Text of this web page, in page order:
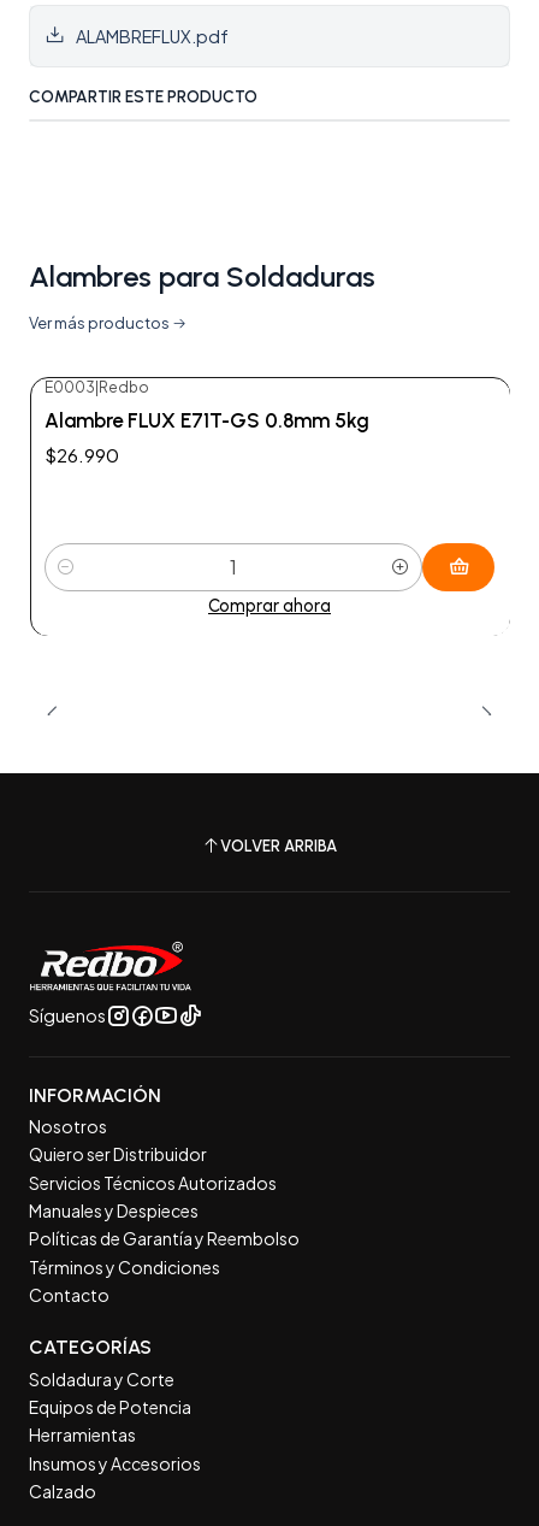
ALAMBREFLUX.pdf
COMPARTIR ESTE PRODUCTO
Alambres para Soldaduras
Ver más productos
E0003 Redbo
Alambre FLUX E71T-GS 0.8mm 5kg
$26.990
Cantidad
Comprar ahora
VOLVER ARRIBA
Síguenos
INFORMACIÓN
Nosotros
Quiero ser Distribuidor
Servicios Técnicos Autorizados
Manuales y Despieces
Políticas de Garantía y Reembolso
Términos y Condiciones
Contacto
CATEGORÍAS
Soldadura y Corte
Equipos de Potencia
Herramientas
Insumos y Accesorios
Calzado